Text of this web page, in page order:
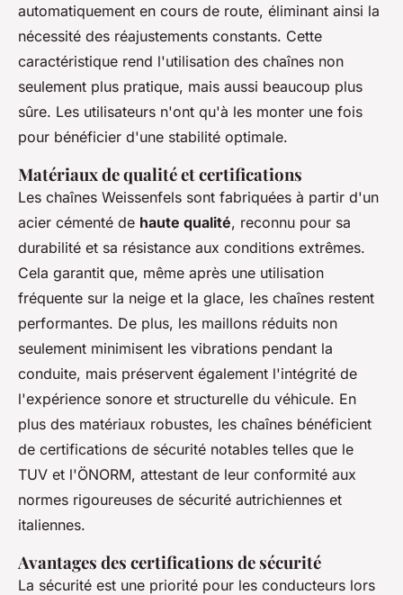
automatiquement en cours de route, éliminant ainsi la
nécessité des réajustements constants. Cette
caractéristique rend l'utilisation des chaînes non
seulement plus pratique, mais aussi beaucoup plus
sûre. Les utilisateurs n'ont qu'à les monter une fois
pour bénéficier d'une stabilité optimale.
Matériaux de qualité et certifications
Les chaînes Weissenfels sont fabriquées à partir d'un
acier cémenté de haute qualité, reconnu pour sa
durabilité et sa résistance aux conditions extrêmes.
Cela garantit que, même après une utilisation
fréquente sur la neige et la glace, les chaînes restent
performantes. De plus, les maillons réduits non
seulement minimisent les vibrations pendant la
conduite, mais préservent également l'intégrité de
l'expérience sonore et structurelle du véhicule. En
plus des matériaux robustes, les chaînes bénéficient
de certifications de sécurité notables telles que le
TUV et l'ÖNORM, attestant de leur conformité aux
normes rigoureuses de sécurité autrichiennes et
italiennes.
Avantages des certifications de sécurité
La sécurité est une priorité pour les conducteurs lors